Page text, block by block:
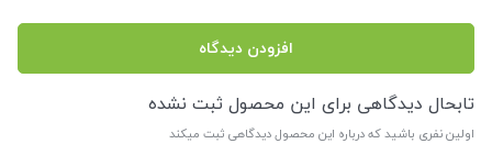
افزودن دیدگاه
تابحال دیدگاهی برای این محصول ثبت نشده
اولین نفری باشید که درباره این محصول دیدگاهی ثبت میکند